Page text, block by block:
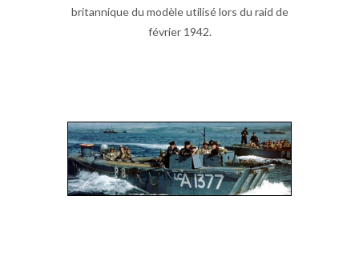
britannique du modèle utilisé lors du raid de
février 1942.